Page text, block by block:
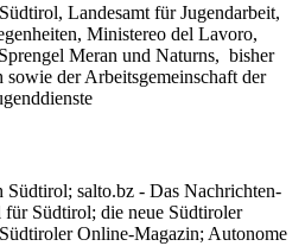
Landesamt für Jugendarbeit,
Ministereo del Lavoro,
Meran und Naturns, bisher
sowie der Arbeitsgemeinschaft der
Südtirol; salto.bz - Das Nachrichten-
für Südtirol; die neue Südtiroler
Online-Magazin; Autonome